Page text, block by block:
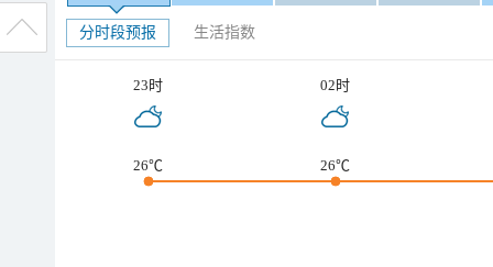
分时段预报 生活指数
23时 02时
26℃ 26℃